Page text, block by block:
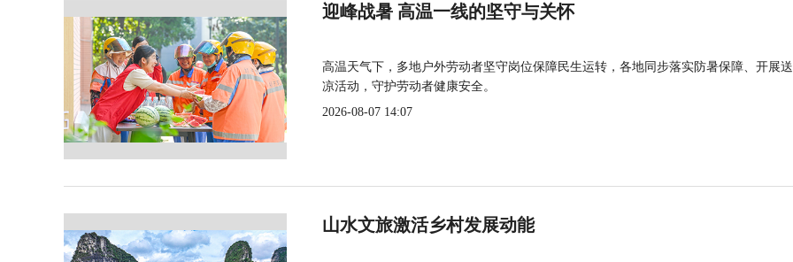
迎峰战暑 高温一线的坚守与关怀
高温天气下，多地户外劳动者坚守岗位保障民生运转，各地同步落实防暑保障、开展
凉活动，守护劳动者健康安全。
2026-08-07 14:07
山水文旅激活乡村发展动能